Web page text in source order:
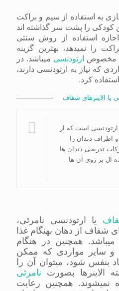
به استفاده از سیم و براکت
کودکی را پشت سر گذاشته اند
استفاده از روش سنتی
را نمیدهد، بهترین گزینه
مخصوص ارتودنسی میباشد. در
که نیاز به ارتودنسی دارند،
استفاده کرد.
یا الاینرهای شفاف
ارتودنسی است که از
دندان را
تدریجی دندان ها
آل بر روی آن ها
یا ارتودنسی نامرئی،
شفاف از دهان بهنگام غذا
همچنین در هنگام
سایر مواردی که ممکن
بنفس شود، میتوان آن را
الاینرها بصورت نامرئی
نمیشوند. همچنین رعایت